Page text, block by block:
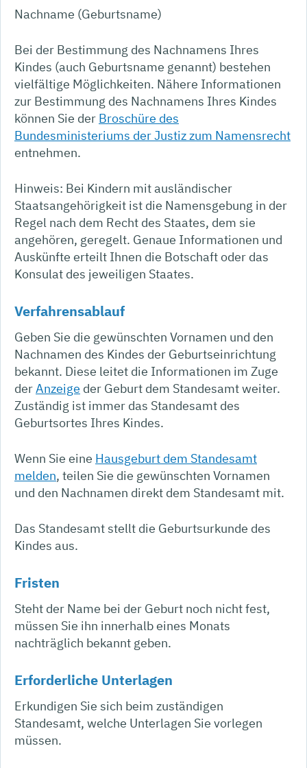
Nachname (Geburtsname)
Bei der Bestimmung des Nachnamens Ihres
Kindes (auch Geburtsname genannt) bestehen
vielfältige Möglichkeiten. Nähere Informationen
zur Bestimmung des Nachnamens Ihres Kindes
können Sie der Broschüre des
Bundesministeriums der Justiz zum Namensrecht
entnehmen.
Hinweis: Bei Kindern mit ausländischer
Staatsangehörigkeit ist die Namensgebung in der
Regel nach dem Recht des Staates, dem sie
angehören, geregelt. Genaue Informationen und
Auskünfte erteilt Ihnen die Botschaft oder das
Konsulat des jeweiligen Staates.
Verfahrensablauf
Geben Sie die gewünschten Vornamen und den
Nachnamen des Kindes der Geburtseinrichtung
bekannt. Diese leitet die Informationen im Zuge
derAnzeige der Geburt dem Standesamt weiter.
Zuständig ist immer das Standesamt des
Geburtsortes Ihres Kindes.
Wenn Sie eine Hausgeburt dem Standesamt
melden, teilen Sie die gewünschten Vornamen
und den Nachnamen direkt dem Standesamt mit.
Das Standesamt stellt die Geburtsurkunde des
Kindes aus.
Fristen
Steht der Name bei der Geburt noch nicht fest,
müssen Sie ihn innerhalb eines Monats
nachträglich bekannt geben.
Erforderliche Unterlagen
Erkundigen Sie sich beim zuständigen
Standesamt, welche Unterlagen Sie vorlegen
müssen.